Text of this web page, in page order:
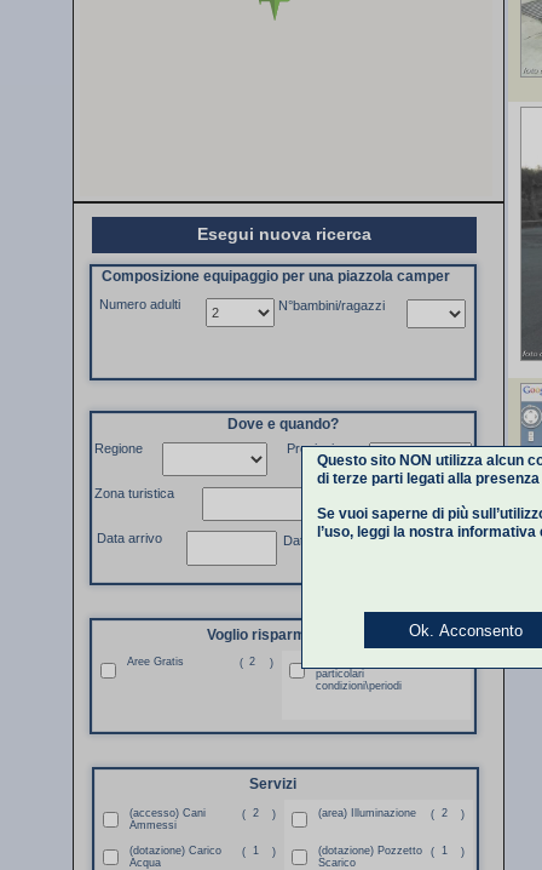
Esegui nuova ricerca
Composizione equipaggio per una piazzola camper
Numero adulti N°bambini/ragazzi
Regione Provincia
Zona turistica
Data partenza
Data arrivo
Dove e quando?
Voglio risparmiare
( 2 )
Aree Gratis
particolari
condizioni\periodi
Servizi
(accesso) Cani
Ammessi
( 2 ) (area) Illuminazione ( 2 )
(dotazione) Carico
Acqua
( 1 )
(dotazione) Pozzetto
Scarico
( 1 )
Questo sito NON utilizza alcun
di terze parti legati alla
Se vuoi saperne di più
l’uso, leggi la nostra informativa
Ok. Acconsento